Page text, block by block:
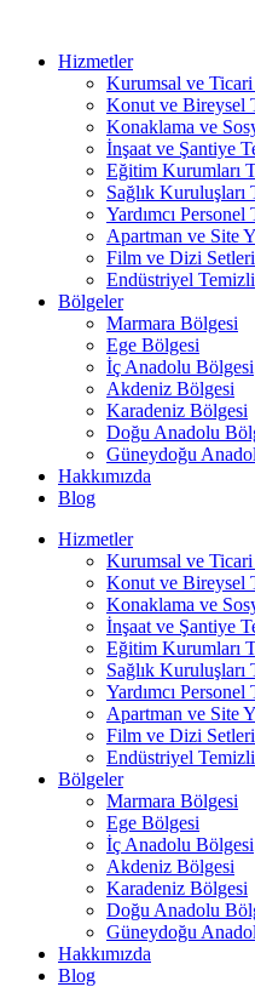
Hizmetler
Kurumsal ve
Konut ve Bireysel
Konaklama ve
İnşaat ve Şantiye
Eğitim Kurumları
Sağlık
Yardımcı
Apartman ve Site
Film ve Dizi
Endüstriyel
Bölgeler
Marmara Bölgesi
Ege Bölgesi
İç Anadolu Bölgesi
Akdeniz Bölgesi
Karadeniz Bölgesi
Doğu Anadolu
Güneydoğu
Hakkımızda
Blog
Hizmetler
Kurumsal ve
Konut ve Bireysel
Konaklama ve
İnşaat ve Şantiye
Eğitim Kurumları
Sağlık
Yardımcı
Apartman ve Site
Film ve Dizi
Endüstriyel
Bölgeler
Marmara Bölgesi
Ege Bölgesi
İç Anadolu Bölgesi
Akdeniz Bölgesi
Karadeniz Bölgesi
Doğu Anadolu
Güneydoğu
Hakkımızda
Blog